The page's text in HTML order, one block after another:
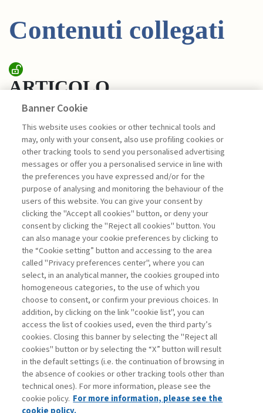
Contenuti collegati
ARTICOLO
UOVA DI STRUZZO A
CARAMELLE DI CICORIA: ...
di Canova Gianni
La consultazione dei libri è riservata esclusivamente
agli abbonati Premium
Legenda: Accedi Per registrati Per abbonati
Contatti
Abbonamenti
Archivio rubriche
Banner Cookie
This website uses cookies or other technical tools and
may, only with your consent, also use profiling cookies or
other tracking tools to send you personalised advertising
messages or offer you a personalised service in line with
the preferences you have expressed and/or for the
purpose of analysing and monitoring the behaviour of the
users of this website. You can give your consent by
clicking the "Accept all cookies" button, or deny your
consent by clicking the "Reject all cookies" button. You
can also manage your cookie preferences by clicking to
the “Cookie setting” button and accessing to the area
called "Privacy preferences center", where you can
select, in an analytical manner, the cookies grouped into
homogeneous categories, to the use of which you
choose to consent, or confirm your previous choices. In
addition, by clicking on the link "cookie list", you can
access the list of cookies used, even the third party’s
cookies. Closing this banner by selecting the "Reject all
cookies" button or by selecting the “X” button will result
in the default settings (i.e. the continuation of browsing in
the absence of cookies or other tracking tools other than
technical ones). For more information, please see the
cookie policy. For more information, please see the